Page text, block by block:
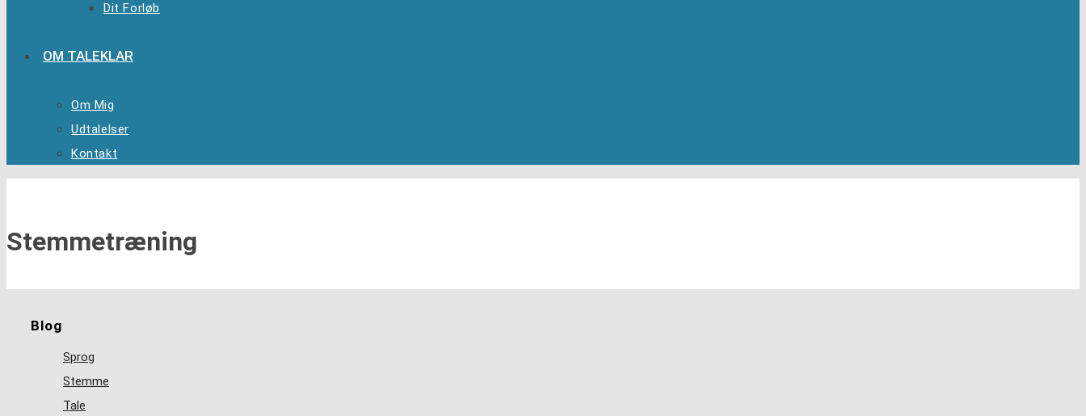
Dit Forløb
OM TALEKLAR
Om Mig
Udtalelser
Kontakt
Stemmetræning
Blog
Sprog
Stemme
Tale